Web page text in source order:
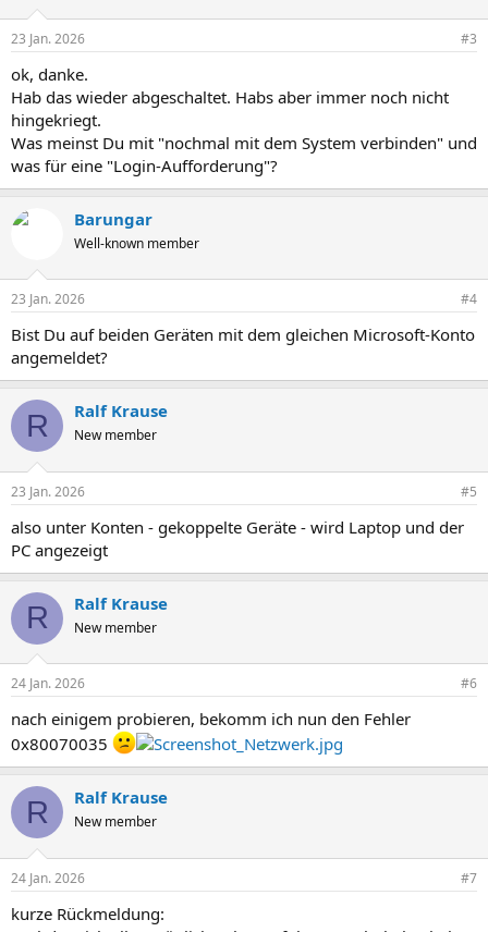
23 Jan. 2026 #3
ok, danke.
Hab das wieder abgeschaltet. Habs aber immer noch nicht
hingekriegt.
Was meinst Du mit "nochmal mit dem System verbinden" und
was für eine "Login-Aufforderung"?
Barungar
Well-known member
23 Jan. 2026 #4
Bist Du auf beiden Geräten mit dem gleichen Microsoft-Konto
angemeldet?
R Ralf Krause
New member
23 Jan. 2026 #5
also unter Konten - gekoppelte Geräte - wird Laptop und der
PC angezeigt
R Ralf Krause
New member
24 Jan. 2026 #6
nach einigem probieren, bekomm ich nun den Fehler
0x80070035
R Ralf Krause
New member
24 Jan. 2026 #7
kurze Rückmeldung: